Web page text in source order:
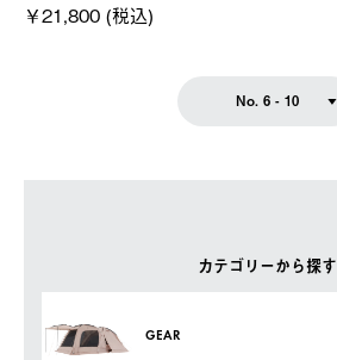
カテゴリーから探す
GEAR
￥21,800 (税込)
No. 6 - 10